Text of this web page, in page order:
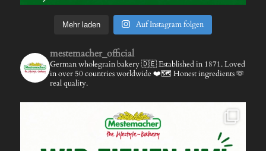
Mehr laden Auf Instagram folgen
mestemacher_official
German wholegrain bakery 🇩🇪Established in 1871.Loved
in over 50 countries worldwide ❤️🗺️ Honest ingredients 🫶
real quality.